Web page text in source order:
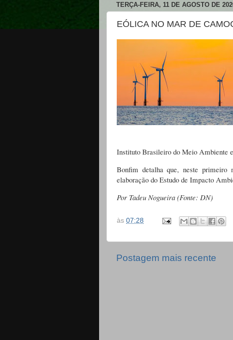
TERÇA-FEIRA, 11 DE AGOSTO DE
EÓLICA NO MAR DE
Instituto Brasileiro do Meio Ambiente
Bonfim detalha que, neste
elaboração do Estudo de Impacto
Por Tadeu Nogueira (Fonte: DN)
às 07:28
Postagem mais recente